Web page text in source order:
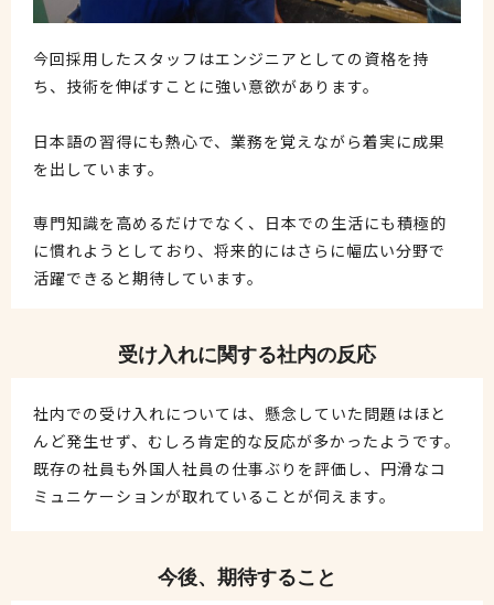
今回採用したスタッフはエンジニアとしての資格を持
ち、技術を伸ばすことに強い意欲があります。
日本語の習得にも熱心で、業務を覚えながら着実に成果
を出しています。
専門知識を高めるだけでなく、日本での生活にも積極的
に慣れようとしており、将来的にはさらに幅広い分野で
活躍できると期待しています。
受け入れに関する社内の反応
社内での受け入れについては、懸念していた問題はほと
んど発生せず、むしろ肯定的な反応が多かったようです。
既存の社員も外国人社員の仕事ぶりを評価し、円滑なコ
ミュニケーションが取れていることが伺えます。
今後、期待すること